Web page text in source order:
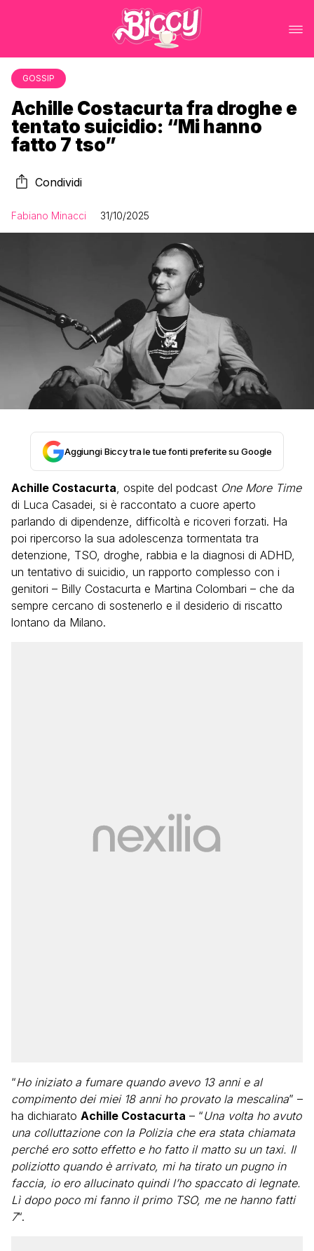
GOSSIP
Achille Costacurta fra droghe e
tentato suicidio: “Mi hanno
fatto 7 tso”
Condividi
Fabiano Minacci 31/10/2025
Aggiungi Biccy tra le tue fonti preferite su Google
Achille Costacurta, ospite del podcast One More Time
di Luca Casadei, si è raccontato a cuore aperto
parlando di dipendenze, difficoltà e ricoveri forzati. Ha
poi ripercorso la sua adolescenza tormentata tra
detenzione, TSO, droghe, rabbia e la diagnosi di ADHD,
un tentativo di suicidio, un rapporto complesso con i
genitori – Billy Costacurta e Martina Colombari – che da
sempre cercano di sostenerlo e il desiderio di riscatto
lontano da Milano.
“Ho iniziato a fumare quando avevo 13 anni e al
compimento dei miei 18 anni ho provato la mescalina” –
ha dichiarato Achille Costacurta – “Una volta ho avuto
una colluttazione con la Polizia che era stata chiamata
perché ero sotto effetto e ho fatto il matto su un taxi. Il
poliziotto quando è arrivato, mi ha tirato un pugno in
faccia, io ero allucinato quindi l’ho spaccato di legnate.
Lì dopo poco mi fanno il primo TSO, me ne hanno fatti
7“.